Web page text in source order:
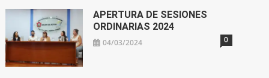
APERTURA DE SESIONES
ORDINARIAS 2024
04/03/2024 0